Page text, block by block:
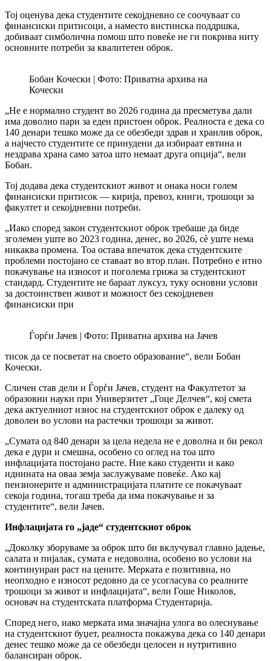
Тој оценува дека студентите секојдневно се соочуваат со
финансиски притисоци, а наместо вистинска поддршка,
добиваат симболична помош што повеќе не ги покрива ниту
основните потреби за квалитетен оброк.
Бобан Кочески | Фото: Приватна архива на
Кочески
„Не е нормално студент во 2026 година да пресметува дали
има доволно пари за еден пристоен оброк. Реалноста е дека со
140 денари тешко може да се обезбеди здрав и хранлив оброк,
а најчесто студентите се принудени да избираат евтина и
нездрава храна само затоа што немаат друга опција“, вели
Бобан.
Тој додава дека студентскиот живот и онака носи голем
финансиски притисок — кирија, превоз, книги, трошоци за
факултет и секојдневни потреби.
„Иако според закон студентскиот оброк требаше да биде
зголемен уште во 2023 година, денес, во 2026, сè уште нема
никаква промена. Тоа остава впечаток дека студентските
проблеми постојано се ставаат во втор план. Потребно е итно
покачување на износот и поголема грижа за студентскиот
стандард. Студентите не бараат луксуз, туку основни услови
за достоинствен живот и можност без секојдневен
финансиски при
Ѓорѓи Јачев | Фото: Приватна архива на Јачев
тисок да се посветат на своето образование“, вели Бобан
Кочески.
Сличен став дели и Ѓорѓи Јачев, студент на Факултетот за
образовни науки при Универзитет „Гоце Делчев“, кој смета
дека актуелниот износ на студентскиот оброк е далеку од
доволен во услови на растечки трошоци за живот.
„Сумата од 840 денари за цела недела не е доволна и би рекол
дека е дури и смешна, особено со оглед на тоа што
инфлацијата постојано расте. Ние како студенти и како
иднината на оваа земја заслужуваме повеќе. Ако кај
пензионерите и администрацијата платите се покачуваат
секоја година, тогаш треба да има покачување и за
студентите“, вели Јачев.
Инфлацијата го „јаде“ студентскиот оброк
„Доколку зборуваме за оброк што би вклучувал главно јадење,
салата и пијалак, сумата е недоволна, особено во услови на
континуиран раст на цените. Мерката е позитивна, но
неопходно е износот редовно да се усогласува со реалните
трошоци за живот и инфлацијата“, вели Гоше Николов,
основач на студентската платформа Студентарија.
Според него, иако мерката има значајна улога во олеснување
на студентскиот буџет, реалноста покажува дека со 140 денари
денес тешко може да се обезбеди целосен и нутритивно
балансиран оброк.